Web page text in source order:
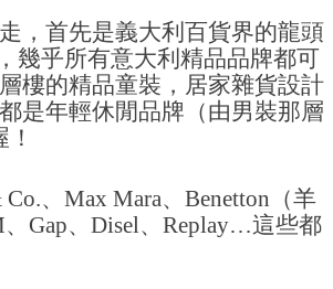
，首先是義大利百貨界的龍頭
幾乎所有意大利精品品牌都可
樓的精品童裝，居家雜貨設計
是年輕休閒品牌（由男裝那層
、Max Mara、Benetton（羊
Gap、Disel、Replay…這些都